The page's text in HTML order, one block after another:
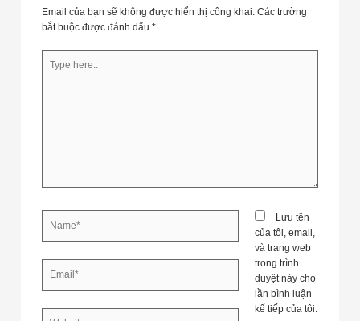
Email của bạn sẽ không được hiển thị công khai. Các trường
bắt buộc được đánh dấu*
here..
Lưu tên
của tôi, email,
và trang web
trong trình
duyệt này cho
lần bình luận
kế tiếp của tôi.